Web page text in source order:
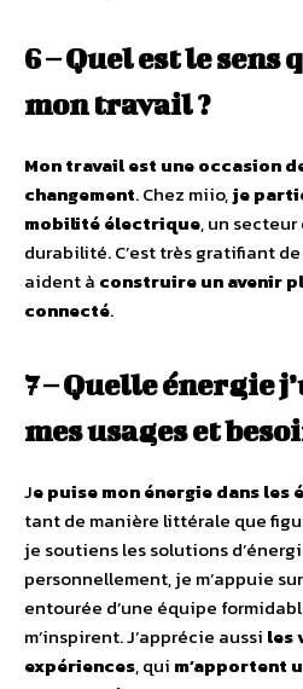
6 – Quel est le sens
mon travail ?
Mon travail est une occasion
changement. Chez miio,je
mobilité électrique, un
durabilité. C’est très gratifiant
aident à construire un avenir
connecté.
7 – Quelle énergie
mes usages et
Je puise mon énergie dans
tant de manière littérale que
je soutiens les solutions
personnellement, je m’appuie
entourée d’une équipe
m’inspirent. J’apprécie aussi les
expériences, qui m’apportent